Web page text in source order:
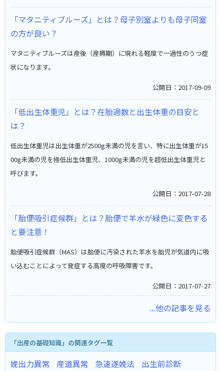
「マタニティブルーズ」とは？母子別室よりも母子同室
の方が良い？
マタニティブルーズは産後（産褥期）に現れる軽度で一過性のうつ症
状になります。
公開日：2017-09-09
「低出生体重児」とは？在胎週数と出生体重の目安と
は？
低出生体重児は出生体重が2500g未満の児を言い、特に出生体重が15
00g未満の児を極低出生体重児、1000g未満の児を超低出生体重児と
呼びます。
公開日：2017-07-28
「胎便吸引症候群」とは？胎便で羊水が緑色に変色する
と要注意！
胎便吸引症候群（MAS）は胎便に汚染された羊水を胎児が気道内に吸
い込むことによって発症する高度の呼吸障害です。
公開日：2017-07-27
...他の記事を見る
「出産の基礎知識」の関連タグ一覧
娩出力異常 産道異常 急速遂娩法
出生前診断